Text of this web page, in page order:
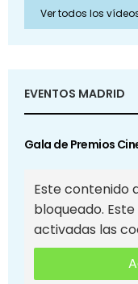
Ver todos los
EVENTOS MADRID
Gala de Premios
Este contenido
bloqueado.
activadas las